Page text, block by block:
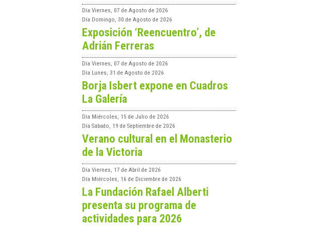
Día Viernes, 07 de Agosto de 2026
Día Domingo, 30 de Agosto de 2026
Exposición ‘Reencuentro’, de
Adrián Ferreras
Día Viernes, 07 de Agosto de 2026
Día Lunes, 31 de Agosto de 2026
Borja Isbert expone en Cuadros
La Galería
Día Miércoles, 15 de Julio de 2026
Día Sábado, 19 de Septiembre de 2026
Verano cultural en el Monasterio
de la Victoria
Día Viernes, 17 de Abril de 2026
Día Miércoles, 16 de Diciembre de 2026
La Fundación Rafael Alberti
presenta su programa de
actividades para 2026